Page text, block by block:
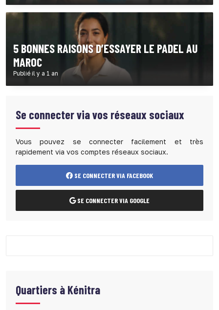
5 BONNES RAISONS D’ESSAYER LE PADEL AU
MAROC
Publié il y a 1 an
Se connecter via vos réseaux sociaux
Vous pouvez se connecter facilement et très
rapidement via vos comptes réseaux sociaux.
SE CONNECTER VIA FACEBOOK
SE CONNECTER VIA GOOGLE
Quartiers à Kénitra